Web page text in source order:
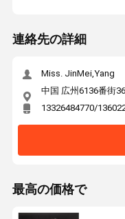
連絡先の詳細
Miss. JinMei,Yang
中国 広州6136番街
13326484770/
最高の価格で